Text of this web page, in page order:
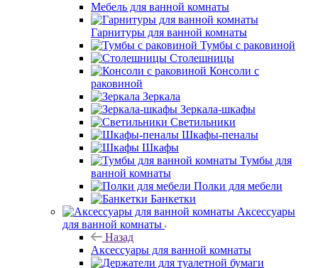
Мебель для ванной комнаты
Гарнитуры для ванной комнаты
Тумбы с раковиной
Столешницы
Консоли с
раковиной
Зеркала
Зеркала-шкафы
Светильники
Шкафы-пеналы
Шкафы
Тумбы для
ванной комнаты
Полки для мебели
Банкетки
Аксессуары
для ванной комнаты
Назад
Аксессуары для ванной комнаты